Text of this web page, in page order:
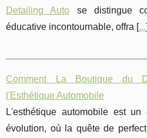
Detailing Auto se distingue
éducative incontournable, offra [...]
Comment La Boutique du
l'Esthétique Automobile
L'esthétique automobile est
évolution, où la quête de